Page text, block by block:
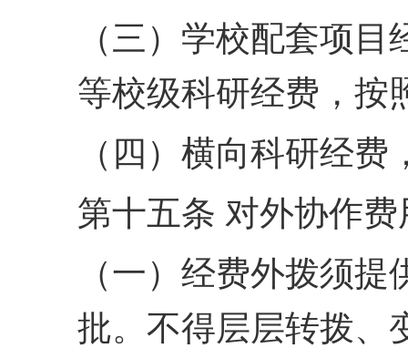
（三）学校配套项
等校级科研经费，按
（四）横向科研经
第十五条 对外协作
（一）经费外拨须
批。不得层层转拨、